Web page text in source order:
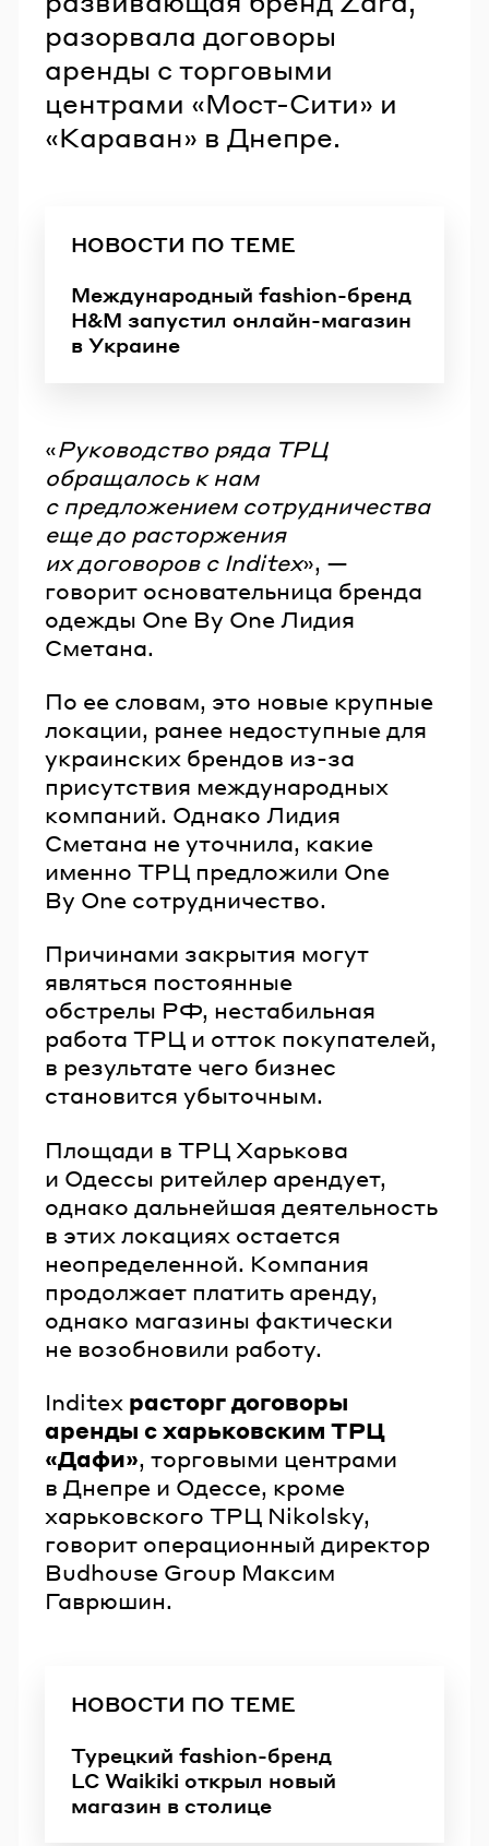
разорвала договоры
аренды с торговыми
центрами «Мост-Сити» и
«Караван» в Днепре.
НОВОСТИ ПО ТЕМЕ
Международный fashion-бренд
H&M запустил онлайн-магазин
в Украине
«Руководство ряда ТРЦ
обращалось к нам
с предложением сотрудничества
еще до расторжения
их договоров с Inditex», —
говорит основательница бренда
одежды One By One Лидия
Сметана.
По ее словам, это новые крупные
локации, ранее недоступные для
украинских брендов из-за
присутствия международных
компаний. Однако Лидия
Сметана не уточнила, какие
именно ТРЦ предложили One
By One сотрудничество.
Причинами закрытия могут
являться постоянные
обстрелы РФ, нестабильная
работа ТРЦ и отток покупателей,
в результате чего бизнес
становится убыточным.
Площади в ТРЦ Харькова
и Одессы ритейлер арендует,
однако дальнейшая деятельность
в этих локациях остается
неопределенной. Компания
продолжает платить аренду,
однако магазины фактически
не возобновили работу.
Inditex расторг договоры
аренды с харьковским ТРЦ
«Дафи», торговыми центрами
в Днепре и Одессе, кроме
харьковского ТРЦ Nikolsky,
говорит операционный директор
Budhouse Group Максим
Гаврюшин.
НОВОСТИ ПО ТЕМЕ
Турецкий fashion-бренд
LC Waikiki открыл новый
магазин в столице